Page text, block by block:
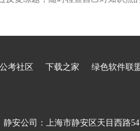
公考社区 下载之家 绿色软件联
静安公司：上海市静安区天目西路